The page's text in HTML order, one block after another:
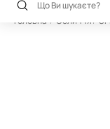
Головна Обличчя